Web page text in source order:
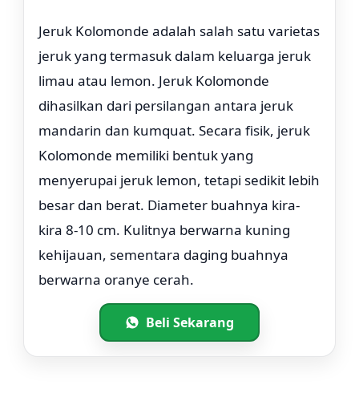
Jeruk Kolomonde adalah salah satu varietas
jeruk yang termasuk dalam keluarga jeruk
limau atau lemon. Jeruk Kolomonde
dihasilkan dari persilangan antara jeruk
mandarin dan kumquat. Secara fisik, jeruk
Kolomonde memiliki bentuk yang
menyerupai jeruk lemon, tetapi sedikit lebih
besar dan berat. Diameter buahnya kira-
kira 8-10 cm. Kulitnya berwarna kuning
kehijauan, sementara daging buahnya
berwarna oranye cerah.
Beli Sekarang